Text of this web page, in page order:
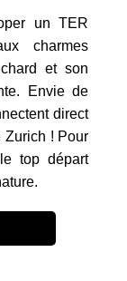
un TER
charmes
et son
Envie de
direct
Zurich ! Pour
top départ